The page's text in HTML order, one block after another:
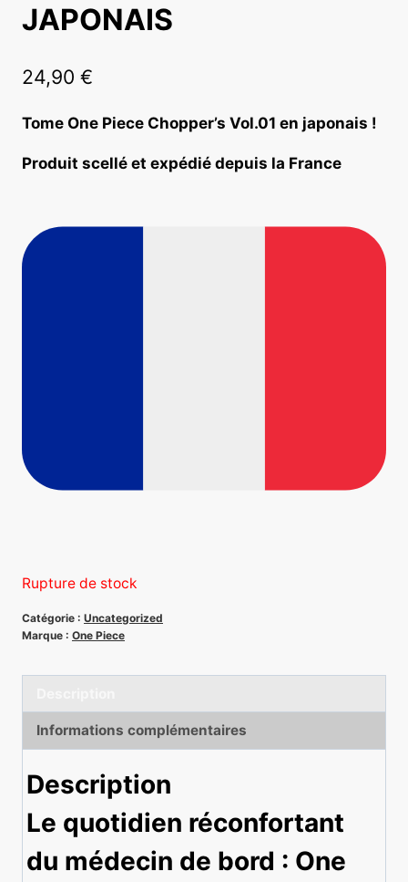
JAPONAIS
24,90 €
Tome One Piece Chopper’s Vol.01 en japonais !
Produit scellé et expédié depuis la France
Rupture de stock
Catégorie : Uncategorized
Marque : One Piece
Informations complémentaires
Description
Le quotidien réconfortant
du médecin de bord : One